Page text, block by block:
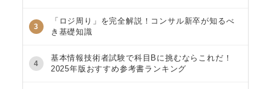
3
「ロジ周り」を完全解説！コンサル新卒が知るべ
き基礎知識
4
基本情報技術者試験で科目Bに挑むならこれだ！
2025年版おすすめ参考書ランキング